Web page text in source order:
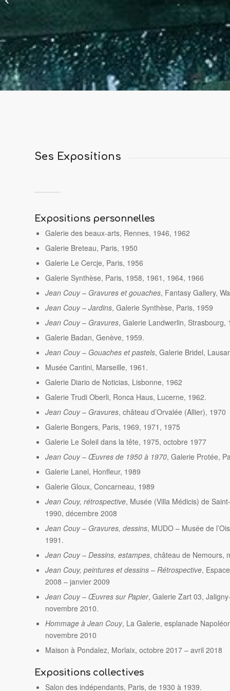
Ses Expositions
Expositions personnelles
Galerie des beaux-arts, Rennes, 1946, 1962
Galerie Breteau, Paris, 1950
Galerie Le Cercje, Paris, 1956
Galerie Synthèse, Paris, 1958, 1961, 1964, 1966
Jean Couy – Gravures et gouaches, Fantasy Gallery,
Jean Couy – Jardins, Galerie Synthèse, Paris, 1959
Jean Couy – Gravures, Galerie Landwerlin, Strasbourg,
Galerie Badan, Genève, 1959.
Jean Couy – Gouaches et pastels, Galerie Bridel,
Musée Cantini, Marseille, 1961.
Galerie Diario de Noticias, Lisbonne, 1962
Galerie Trudi Oberli, Ronca Haus, Lucerne, 1962.
Jean Couy – Gravures, château d’Orvalée (Allier), 1970
Galerie Bongers, Paris, 1969, 1971, 1975
Galerie Le Soleil dans la tête, 1975, octobre 1977
Jean Couy – Œuvres de 1950 à 1970, Galerie Protée,
Galerie Lanel, Honfleur, 1989
Galerie Gloux, Concarneau, 1989
Jean Couy, rétrospective, Musée (Villa Médicis) de
1990, décembre 2008
Jean Couy – Gravures, dessins, MUDO – Musée de
1991.
Jean Couy – Dessins, estampes, château de Nemours,
Jean Couy, peintures et dessins – Rétrospective,
2008 – janvier 2009
Jean Couy – Œuvres sur Papier, Galerie Zart 03,
novembre 2010.
Hommage à Jean Couy, La Galerie, esplanade
novembre 2010
Maison à Pondalez, Morlaix, octobre 2017 – avril 2018
Expositions collectives
Salon des indépendants, Paris, de 1930 à 1939.